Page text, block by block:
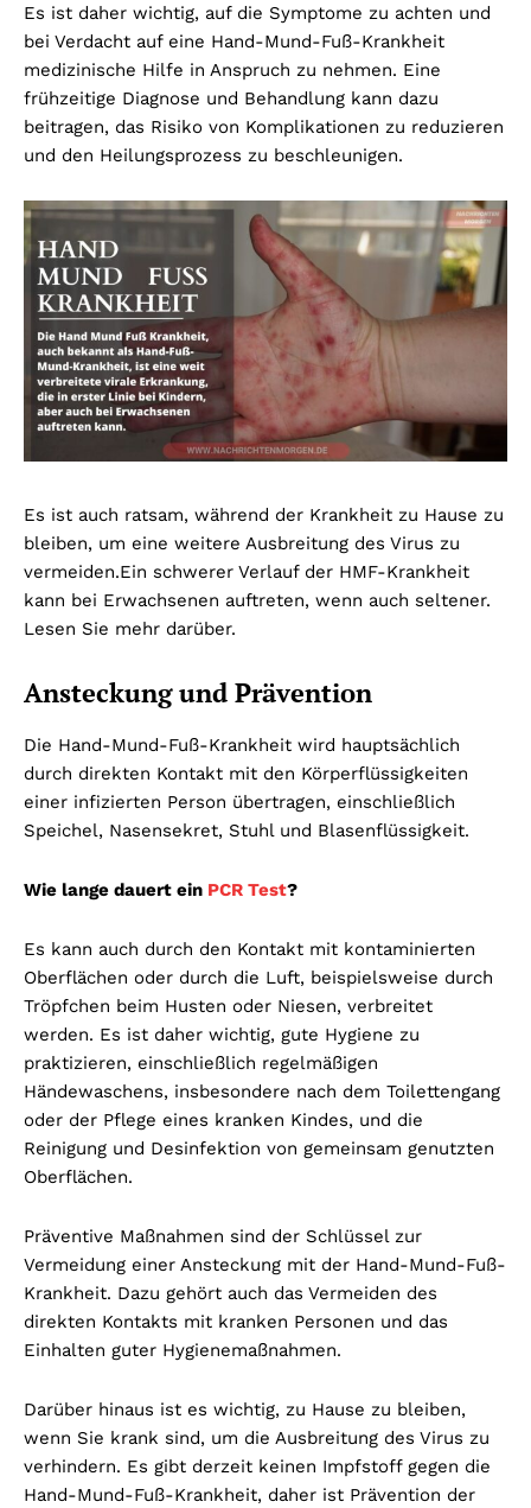
Es ist daher wichtig, auf die Symptome zu achten und
bei Verdacht auf eine Hand-Mund-Fuß-Krankheit
medizinische Hilfe in Anspruch zu nehmen. Eine
frühzeitige Diagnose und Behandlung kann dazu
beitragen, das Risiko von Komplikationen zu reduzieren
und den Heilungsprozess zu beschleunigen.
Es ist auch ratsam, während der Krankheit zu Hause zu
bleiben, um eine weitere Ausbreitung des Virus zu
vermeiden.Ein schwerer Verlauf der HMF-Krankheit
kann bei Erwachsenen auftreten, wenn auch seltener.
Lesen Sie mehr darüber.
Ansteckung und Prävention
Die Hand-Mund-Fuß-Krankheit wird hauptsächlich
durch direkten Kontakt mit den Körperflüssigkeiten
einer infizierten Person übertragen, einschließlich
Speichel, Nasensekret, Stuhl und Blasenflüssigkeit.
Wie lange dauert ein PCR Test?
Es kann auch durch den Kontakt mit kontaminierten
Oberflächen oder durch die Luft, beispielsweise durch
Tröpfchen beim Husten oder Niesen, verbreitet
werden. Es ist daher wichtig, gute Hygiene zu
praktizieren, einschließlich regelmäßigen
Händewaschens, insbesondere nach dem Toilettengang
oder der Pflege eines kranken Kindes, und die
Reinigung und Desinfektion von gemeinsam genutzten
Oberflächen.
Präventive Maßnahmen sind der Schlüssel zur
Vermeidung einer Ansteckung mit der Hand-Mund-Fuß-
Krankheit. Dazu gehört auch das Vermeiden des
direkten Kontakts mit kranken Personen und das
Einhalten guter Hygienemaßnahmen.
Darüber hinaus ist es wichtig, zu Hause zu bleiben,
wenn Sie krank sind, um die Ausbreitung des Virus zu
verhindern. Es gibt derzeit keinen Impfstoff gegen die
Hand-Mund-Fuß-Krankheit, daher ist Prävention der